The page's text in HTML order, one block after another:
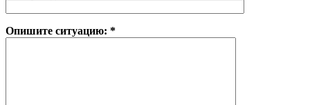
Опишите ситуацию: *